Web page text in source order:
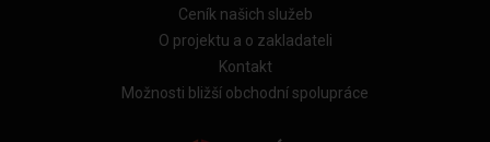
Ceník našich služeb
O projektu a o zakladateli
Kontakt
Možnosti bližší obchodní spolupráce